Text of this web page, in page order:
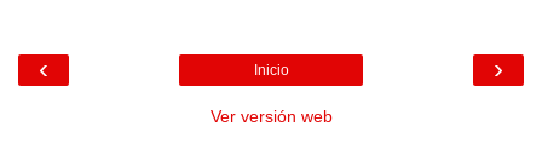
‹ ›
Inicio
Ver versión web